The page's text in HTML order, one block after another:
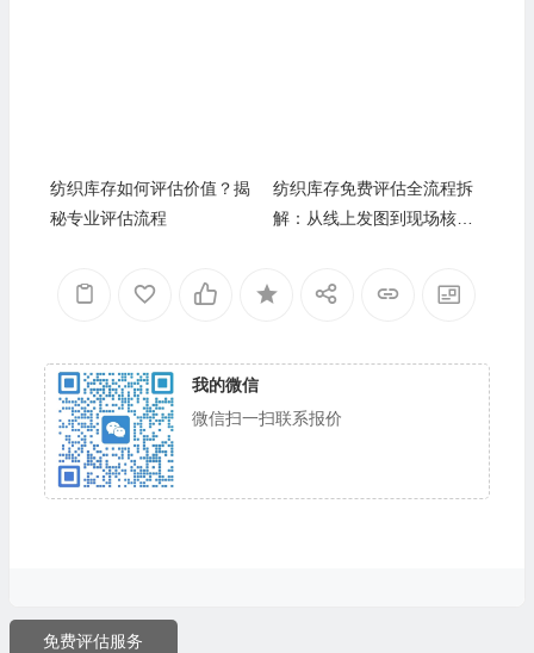
纺织库存如何评估价值？揭
秘专业评估流程
纺织库存免费评估全流程拆
解：从线上发图到现场核
我的微信
微信扫一扫联系报价
免费评估服务